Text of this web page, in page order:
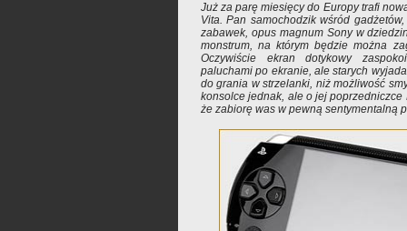
Już za parę miesięcy do Europy trafi
Vita. Pan samochodzik wśród
zabawek, opus magnum Sony w
monstrum, na którym będzie można
Oczywiście ekran dotykowy
paluchami po ekranie, ale starych
do grania w strzelanki, niż możliwość
konsolce jednak, ale o jej
że zabiorę was w pewną sentymentalną